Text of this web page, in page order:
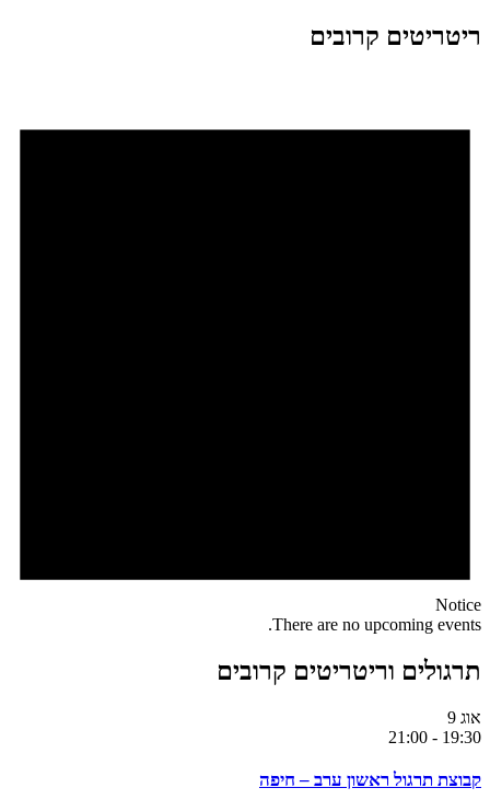
ריטריטים קרובים
Notice
There are no upcoming events.
תרגולים וריטריטים קרובים
אוג 9
19:30
-
21:00
קבוצת תרגול ראשון ערב – חיפה